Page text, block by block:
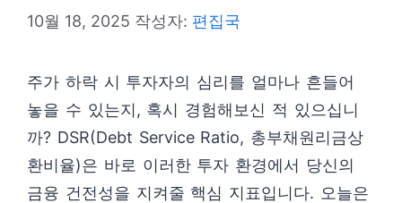
10월 18, 2025 작성자: 편집국
주가 하락 시 투자자의 심리를 얼마나 흔들어
놓을 수 있는지, 혹시 경험해보신 적 있으십니
까? DSR(Debt Service Ratio, 총부채원리금상
환비율)은 바로 이러한 투자 환경에서 당신의
금융 건전성을 지켜줄 핵심 지표입니다. 오늘은